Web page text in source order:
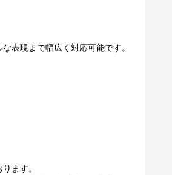
表現まで幅広く対応可能です。
ます。